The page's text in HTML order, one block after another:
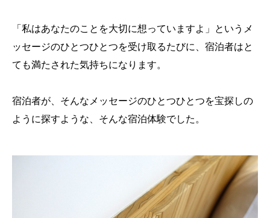
「私はあなたのことを大切に想っていますよ」というメ
ッセージのひとつひとつを受け取るたびに、宿泊者はと
ても満たされた気持ちになります。
宿泊者が、そんなメッセージのひとつひとつを宝探しの
ように探すような、そんな宿泊体験でした。